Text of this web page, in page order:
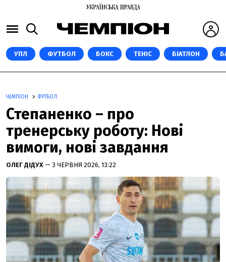
УПЛ ФУТБОЛ БОКС ТЕНІС БІАТЛОН
ЧЕМПІОН ФУТБОЛ
Степаненко – про
тренерську роботу: Нові
вимоги, нові завдання
ОЛЕГ ДІДУХ — 3 ЧЕРВНЯ 2026, 13:22